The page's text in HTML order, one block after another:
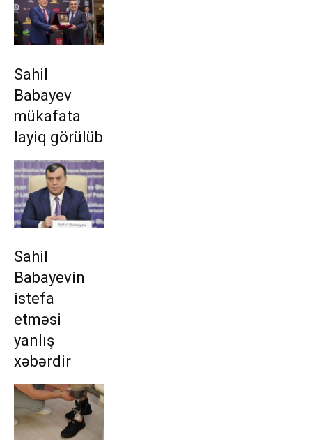
Sahil
Babayev
mükafata
layiq görülüb
Sahil
Babayevin
istefa
etməsi
yanlış
xəbərdir